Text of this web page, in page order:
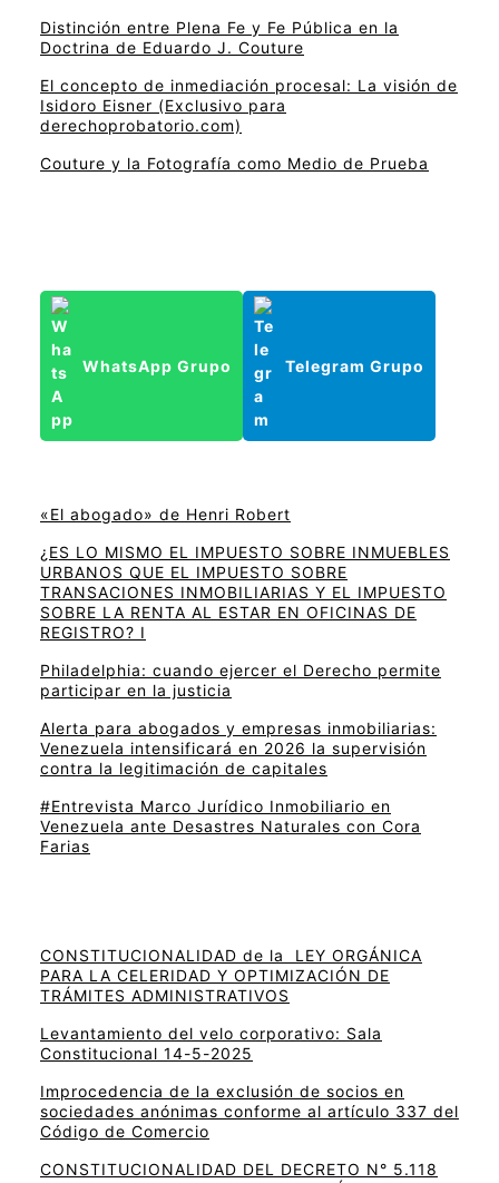
Distinción entre Plena Fe y Fe Pública en la
Doctrina de Eduardo J. Couture
El concepto de inmediación procesal: La visión de
Isidoro Eisner (Exclusivo para
derechoprobatorio.com)
Couture y la Fotografía como Medio de Prueba
WhatsApp Grupo Telegram Grupo
«El abogado» de Henri Robert
¿ES LO MISMO EL IMPUESTO SOBRE INMUEBLES
URBANOS QUE EL IMPUESTO SOBRE
TRANSACIONES INMOBILIARIAS Y EL IMPUESTO
SOBRE LA RENTA AL ESTAR EN OFICINAS DE
REGISTRO? I
Philadelphia: cuando ejercer el Derecho permite
participar en la justicia
Alerta para abogados y empresas inmobiliarias:
Venezuela intensificará en 2026 la supervisión
contra la legitimación de capitales
#Entrevista Marco Jurídico Inmobiliario en
Venezuela ante Desastres Naturales con Cora
Farias
CONSTITUCIONALIDAD de la LEY ORGÁNICA
PARA LA CELERIDAD Y OPTIMIZACIÓN DE
TRÁMITES ADMINISTRATIVOS
Levantamiento del velo corporativo: Sala
Constitucional 14-5-2025
Improcedencia de la exclusión de socios en
sociedades anónimas conforme al artículo 337 del
Código de Comercio
CONSTITUCIONALIDAD DEL DECRETO N° 5.118